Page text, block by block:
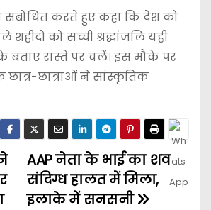
संबोधित करते हुए कहा कि देश को
को सच्ची श्रद्धांजलि यही
बताए रास्ते पर चलें। इस मौके पर
छात्र-छात्राओं ने सांस्कृतिक
AAP नेता के भाई का शव
संदिग्ध हालत में मिला,
इलाके में सनसनी